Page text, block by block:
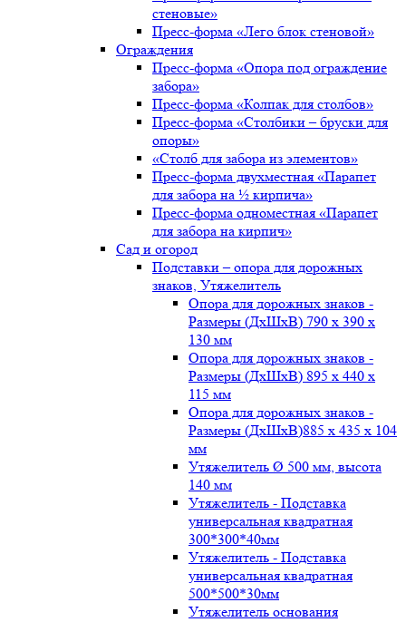
стеновые»
Пресс-форма «Лего блок стеновой»
Ограждения
Пресс-форма «Опора под ограждение
забора»
Пресс-форма «Колпак для столбов»
Пресс-форма «Столбики – бруски для
опоры»
«Столб для забора из элементов»
Пресс-форма двухместная «Парапет
для забора на ½ кирпича»
Пресс-форма одноместная «Парапет
для забора на кирпич»
Сад и огород
Подставки – опора для дорожных
знаков, Утяжелитель
Опора для дорожных знаков -
Размеры (ДxШxВ) 790 x 390 x
130 мм
Опора для дорожных знаков -
Размеры (ДxШxВ) 895 x 440 x
115 мм
Опора для дорожных знаков -
Размеры (ДxШxВ)885 x 435 x 104
мм
Утяжелитель Ø 500 мм, высота
140 мм
Утяжелитель - Подставка
универсальная квадратная
300*300*40мм
Утяжелитель - Подставка
универсальная квадратная
500*500*30мм
Утяжелитель основания